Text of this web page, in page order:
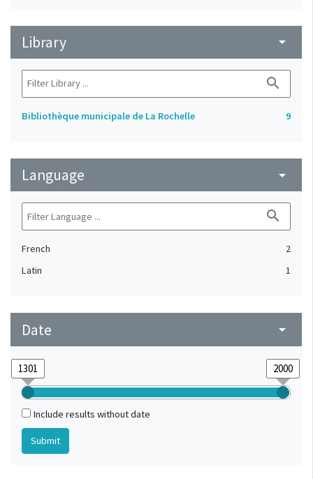
Library arrow_drop_down
search
Bibliothèque municipale de La Rochelle 9
Language arrow_drop_down
search
French
2
Latin
1
Date arrow_drop_down
Include results without date